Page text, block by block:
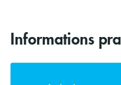
Bloc
Informations